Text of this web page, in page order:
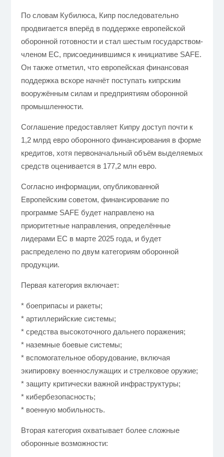
По словам Кубилюса, Кипр последовательно
продвигается вперёд в поддержке европейской
оборонной готовности и стал шестым государством-
членом ЕС, присоединившимся к инициативе SAFE.
Он также отметил, что европейская финансовая
поддержка вскоре начнёт поступать кипрским
вооружённым силам и предприятиям оборонной
промышленности.
Соглашение предоставляет Кипру доступ почти к
1,2 млрд евро оборонного финансирования в форме
кредитов, хотя первоначальный объём выделяемых
средств оценивается в 177,2 млн евро.
Согласно информации, опубликованной
Европейским советом, финансирование по
программе SAFE будет направлено на
приоритетные направления, определённые
лидерами ЕС в марте 2025 года, и будет
распределено по двум категориям оборонной
продукции.
Первая категория включает:
* боеприпасы и ракеты;
* артиллерийские системы;
* средства высокоточного дальнего поражения;
* наземные боевые системы;
* вспомогательное оборудование, включая
экипировку военнослужащих и стрелковое оружие;
* защиту критически важной инфраструктуры;
* кибербезопасность;
* военную мобильность.
Вторая категория охватывает более сложные
оборонные возможности: